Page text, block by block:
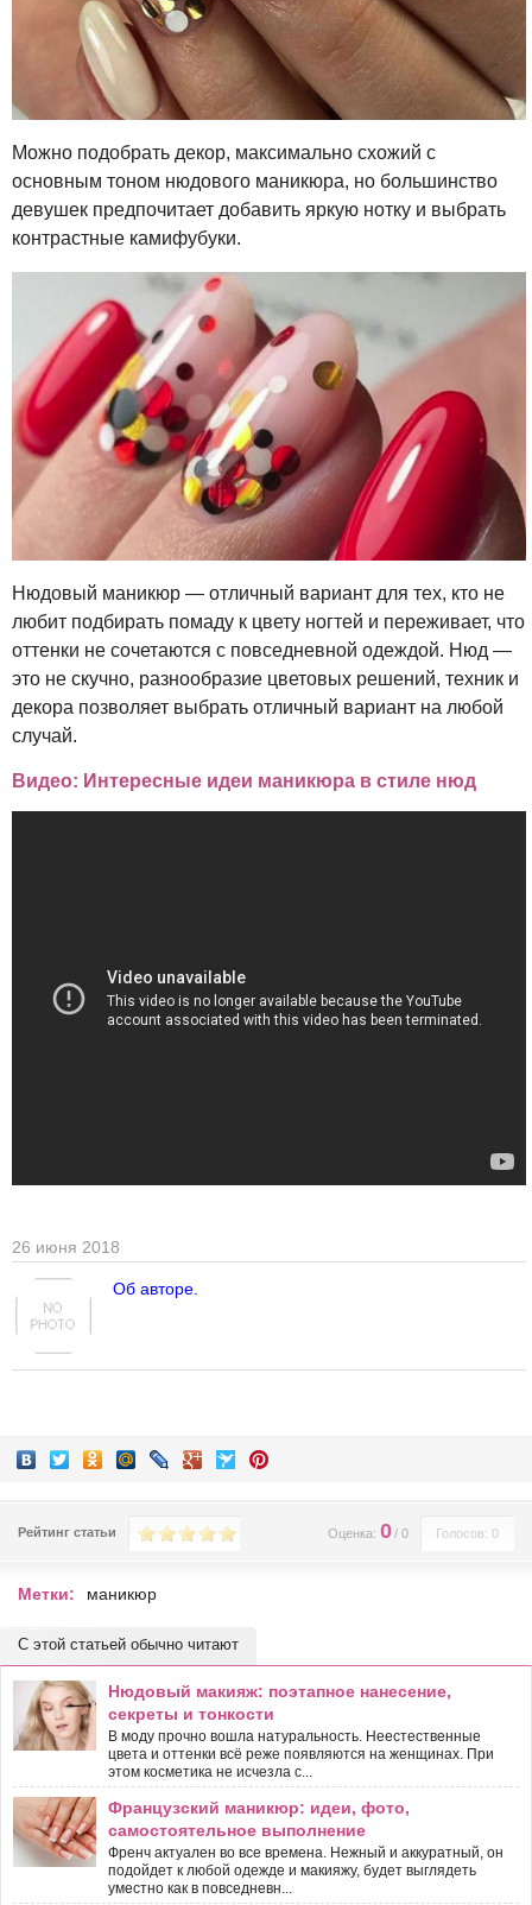
Можно подобрать декор, максимально схожий с
основным тоном нюдового маникюра, но большинство
девушек предпочитает добавить яркую нотку и выбрать
контрастные камифубуки.
Нюдовый маникюр — отличный вариант для тех, кто не
любит подбирать помаду к цвету ногтей и переживает, что
оттенки не сочетаются с повседневной одеждой. Нюд —
это не скучно, разнообразие цветовых решений, техник и
декора позволяет выбрать отличный вариант на любой
случай.
Видео: Интересные идеи маникюра в стиле нюд
26 июня 2018
Об авторе.
Рейтинг статьи Голосов: 0
Оценка: 0/ 0
Метки: маникюр
С этой статьей обычно читают
Нюдовый макияж: поэтапное нанесение,
секреты и тонкости
В моду прочно вошла натуральность. Неестественные
цвета и оттенки всё реже появляются на женщинах. При
этом косметика не исчезла с...
Французский маникюр: идеи, фото,
самостоятельное выполнение
Френч актуален во все времена. Нежный и аккуратный, он
подойдет к любой одежде и макияжу, будет выглядеть
уместно как в повседневн...